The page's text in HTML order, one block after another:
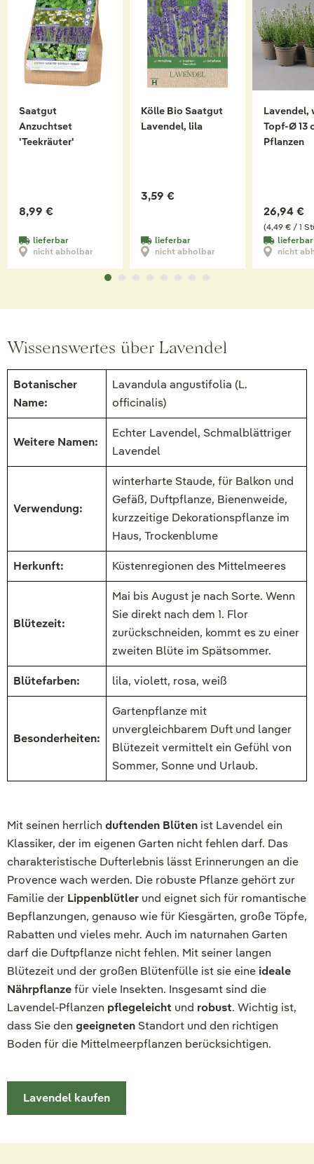
Saatgut
Anzuchtset
'Teekräuter'
8,99 €
lieferbar
nicht abholbar
Kölle Bio Saatgut
Lavendel, lila
3,59 €
lieferbar
nicht abholbar
Lavendel,
Topf-Ø 13
Pflanzen
(4,49 € / 1
26,94 €
lieferbar
nicht
Wissenswertes über Lavendel
Botanischer
Name:
Lavandula angustifolia (L.
officinalis)
Weitere Namen:
Echter Lavendel, Schmalblättriger
Lavendel
Verwendung:
winterharte Staude, für Balkon und
Gefäß, Duftpflanze, Bienenweide,
kurzzeitige Dekorationspflanze im
Haus, Trockenblume
Herkunft: Küstenregionen des Mittelmeeres
Blütezeit:
Mai bis August je nach Sorte. Wenn
Sie direkt nach dem 1. Flor
zurückschneiden, kommt es zu einer
zweiten Blüte im Spätsommer.
Blütefarben: lila, violett, rosa, weiß
Besonderheiten:
Gartenpflanze mit
unvergleichbarem Duft und langer
Blütezeit vermittelt ein Gefühl von
Sommer, Sonne und Urlaub.
Mit seinen herrlich duftenden Blüten ist Lavendel ein
Klassiker, der im eigenen Garten nicht fehlen darf. Das
charakteristische Dufterlebnis lässt Erinnerungen an die
Provence wach werden. Die robuste Pflanze gehört zur
Familie der Lippenblütler und eignet sich für romantische
Bepflanzungen, genauso wie für Kiesgärten, große Töpfe,
Rabatten und vieles mehr. Auch im naturnahen Garten
darf die Duftpflanze nicht fehlen. Mit seiner langen
Blütezeit und der großen Blütenfülle ist sie eineideale
Nährpflanzefür viele Insekten. Insgesamt sind die
Lavendel-Pflanzen pflegeleicht und robust. Wichtig ist,
dass Sie den geeigneten Standort und den richtigen
Boden für die Mittelmeerpflanzen berücksichtigen.
Lavendel kaufen